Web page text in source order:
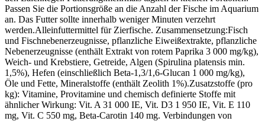
Passen Sie die Portionsgröße an die Anzahl der Fische im Aquarium
an. Das Futter sollte innerhalb weniger Minuten verzehrt
werden.Alleinfuttermittel für Zierfische. Zusammensetzung:Fisch
und Fischnebenerzeugnisse, pflanzliche Eiweißextrakte, pflanzliche
Nebenerzeugnisse (enthält Extrakt von rotem Paprika 3 000 mg/kg),
Weich- und Krebstiere, Getreide, Algen (Spirulina platensis min.
1,5%), Hefen (einschließlich Beta-1,3/1,6-Glucan 1 000 mg/kg),
Öle und Fette, Mineralstoffe (enthält Zeolith 1%).Zusatzstoffe (pro
kg): Vitamine, Provitamine und chemisch definierte Stoffe mit
ähnlicher Wirkung: Vit. A 31 000 IE, Vit. D3 1 950 IE, Vit. E 110
mg, Vit. C 550 mg, Beta-Carotin 140 mg. Verbindungen von